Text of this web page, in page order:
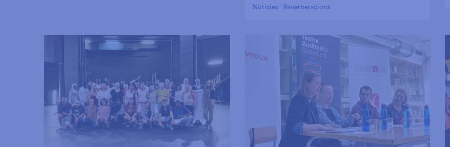
Noticies Reverberacions